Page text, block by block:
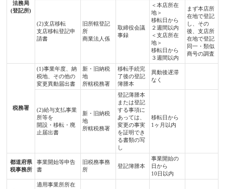
法務局
(登記所)
(2)支店移転
支店移転登記申
請書
旧所轄登記
所
商業法人係
取締役会議
事録
＜本店所在
地＞
移転日から
２週間以内
＜支店所在
地＞
移転日から
３週間以内
まず本店所
在地で登記
し、その
後、支店所
在地で登記
同一・類似
商号の調査
税務署
(1)事業年度、納
税地、その他の
変更異動届出書
新・旧納税
地
所轄税務署
移転手続完
了後の登記
簿謄本
異動後遅滞
なく
(2)給与支払事業
所等を
開設・移転・廃
止届出書
新・旧納税
地
所轄税務署
登記薄謄本
または登記
する事項に
あっては、
変更の事実
を証明でき
る書類の写
し
移転日から
1ヶ月以内
都道府県
税事務所
事業開始等申告
書
旧税務事務
所
登記簿謄本
事業開始の
日から
10日以内
適用事業所所在